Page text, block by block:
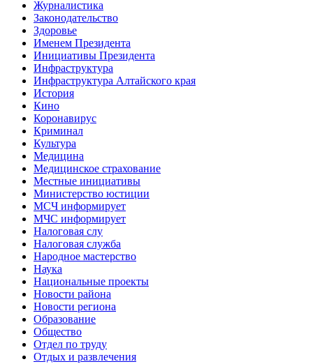
Журналистика
Законодательство
Здоровье
Именем Президента
Инициативы Президента
Инфраструктура
Инфраструктура Алтайского края
История
Кино
Коронавирус
Криминал
Культура
Медицина
Медицинское страхование
Местные инициативы
Министерство юстиции
МСЧ информирует
МЧС информирует
Налоговая слу
Налоговая служба
Народное мастерство
Наука
Национальные проекты
Новости района
Новости региона
Образование
Общество
Отдел по труду
Отдых и развлечения